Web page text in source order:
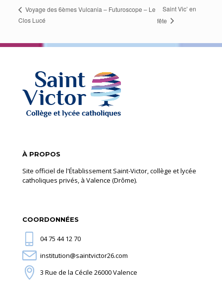
Voyage des 6èmes Vulcania – Futuroscope – Le
Clos Lucé
Saint Vic’ en
fête
À PROPOS
Site officiel de l'Établissement Saint-Victor, collège et lycée
catholiques privés, à Valence (Drôme).
COORDONNÉES
04 75 44 12 70
institution@saintvictor26.com
3 Rue de la Cécile 26000 Valence